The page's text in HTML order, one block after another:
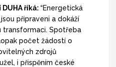
říká: “Energetická
připraveni a dokáží
Spotřeba
počet žádostí o
zdrojů
i přispěním české